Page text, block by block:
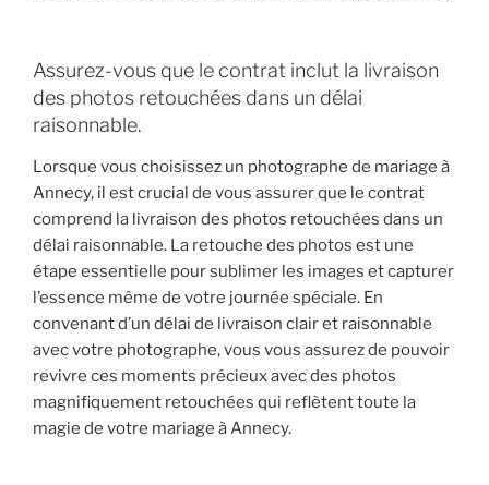
Assurez-vous que le contrat inclut la livraison
des photos retouchées dans un délai
raisonnable.
Lorsque vous choisissez un photographe de mariage à
Annecy, il est crucial de vous assurer que le contrat
comprend la livraison des photos retouchées dans un
délai raisonnable. La retouche des photos est une
étape essentielle pour sublimer les images et capturer
l’essence même de votre journée spéciale. En
convenant d’un délai de livraison clair et raisonnable
avec votre photographe, vous vous assurez de pouvoir
revivre ces moments précieux avec des photos
magnifiquement retouchées qui reflètent toute la
magie de votre mariage à Annecy.